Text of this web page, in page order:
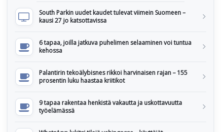
South Parkin uudet kaudet tulevat viimein Suomeen –
kausi 27 jo katsottavissa
6 tapaa, joilla jatkuva puhelimen selaaminen voi tuntua
kehossa
Palantirin tekoälybisnes rikkoi harvinaisen rajan – 155
prosentin luku haastaa kriitikot
9 tapaa rakentaa henkistä vakautta ja uskottavuutta
työelämässä